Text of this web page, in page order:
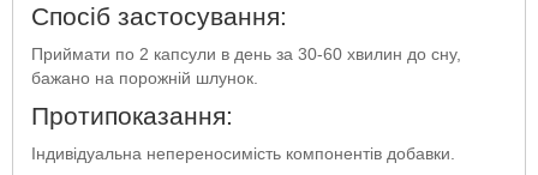
Спосіб застосування:
Приймати по 2 капсули в день за 30-60 хвилин до сну,
бажано на порожній шлунок.
Протипоказання:
Індивідуальна непереносимість компонентів добавки.